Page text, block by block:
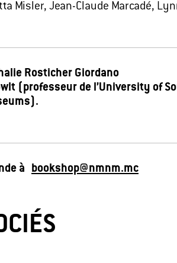
Misler, Jean-Claude Marcadé,
Rosticher Giordano
(professeur de l’University of
à bookshop@nmnm.mc